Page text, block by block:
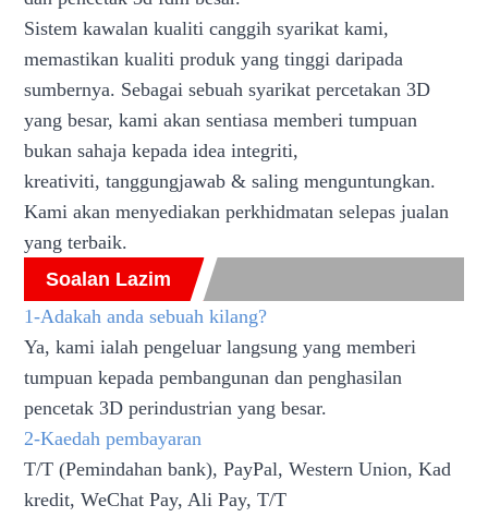
Sistem kawalan kualiti canggih syarikat kami,
memastikan kualiti produk yang tinggi daripada
sumbernya. Sebagai sebuah syarikat percetakan 3D
yang besar, kami akan sentiasa memberi tumpuan
bukan sahaja kepada idea integriti,
kreativiti, tanggungjawab & saling menguntungkan.
Kami akan menyediakan perkhidmatan selepas jualan
yang terbaik.
Soalan Lazim
1-Adakah anda sebuah kilang?
Ya, kami ialah pengeluar langsung yang memberi
tumpuan kepada pembangunan dan penghasilan
pencetak 3D perindustrian yang besar.
2-Kaedah pembayaran
T/T (Pemindahan bank), PayPal, Western Union, Kad
kredit, WeChat Pay, Ali Pay, T/T